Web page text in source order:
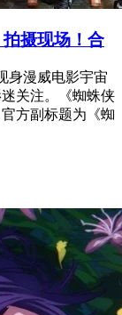
摄现场！合
身漫威电影宇宙
关注。《蜘蛛侠
方副标题为《蜘